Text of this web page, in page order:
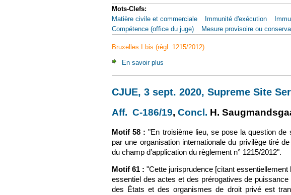
Mots-Clefs:
Matière civile et commerciale
Immunité d'exécution
Compétence (office du juge)
Mesure provisoire ou
Bruxelles I bis (règl. 1215/2012)
En savoir plus
CJUE, 3 sept. 2020, Supreme Site
Aff. C-186/19(le lien est externe)
, Concl. (le lien est
H.
Motif 58 : "En troisième lieu, se pose la question de
par une organisation internationale du privilège tiré
du champ d’application du règlement n° 1215/2012".
Motif 61 : "Cette jurisprudence [citant essentiellement
essentiel des actes et des prérogatives de puissance
des États et des organismes de droit privé est